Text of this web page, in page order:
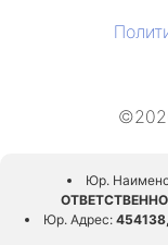
Юр.
Юр. Адрес:454138,